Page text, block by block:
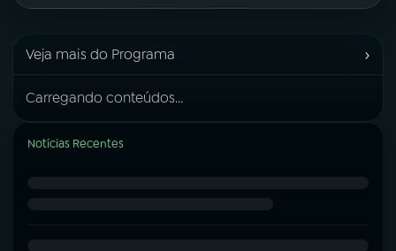
Veja mais do Programa ›
Carregando conteúdos...
Notícias Recentes